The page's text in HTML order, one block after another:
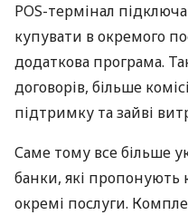
POS-термінал
купувати в окремого
додаткова програма.
договорів, більше
підтримку та зайві
Саме тому все більше
банки, які пропонують
окремі послуги.